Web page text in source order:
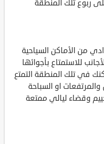
ربوع تلك المنطقة
من الأماكن السياحية
للاستمتاع بأجوائها
في تلك المنطقة التمتع
والمرتفعات او السباحة
وقضاء ليالي ممتعة